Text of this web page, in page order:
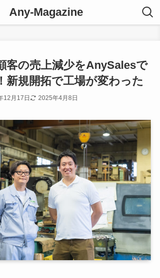
Any-Magazine
客の売上減少をAnySalesで
新規開拓で工場が変わった
12月17日 2025年4月8日